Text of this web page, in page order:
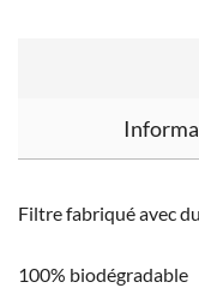
Filtre fabriqué avec
100% biodégradable